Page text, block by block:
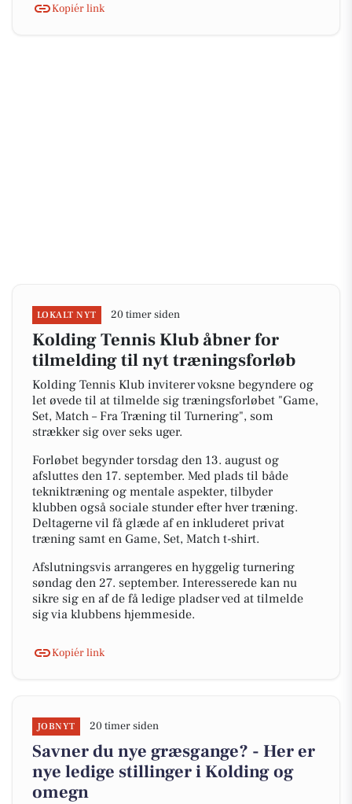
Kopiér link
LOKALT NYT 20 timer siden
Kolding Tennis Klub åbner for
tilmelding til nyt træningsforløb
Kolding Tennis Klub inviterer voksne begyndere og
let øvede til at tilmelde sig træningsforløbet "Game,
Set, Match – Fra Træning til Turnering", som
strækker sig over seks uger.
Forløbet begynder torsdag den 13. august og
afsluttes den 17. september. Med plads til både
tekniktræning og mentale aspekter, tilbyder
klubben også sociale stunder efter hver træning.
Deltagerne vil få glæde af en inkluderet privat
træning samt en Game, Set, Match t-shirt.
Afslutningsvis arrangeres en hyggelig turnering
søndag den 27. september. Interesserede kan nu
sikre sig en af de få ledige pladser ved at tilmelde
sig via klubbens hjemmeside.
Kopiér link
JOBNYT 20 timer siden
Savner du nye græsgange? - Her er
nye ledige stillinger i Kolding og
omegn